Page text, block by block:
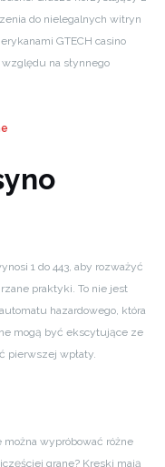
do nielegalnych witryn
GTECH casino
na słynnego
1 do 443, aby rozważyć
praktyki. To nie jest
hazardowego, która
mogą być ekscytujące ze
pierwszej wpłaty.
wypróbować różne
grane? Kreski mają